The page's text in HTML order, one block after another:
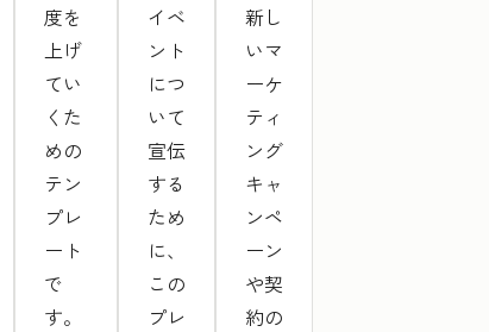
度を
上げ
てい
くた
めの
テン
プレ
ート
で
す。
イベ
ント
につ
いて
宣伝
する
ため
に、
この
プレ
新し
いマ
ーケ
ティ
ング
キャ
ンペ
ーン
や契
約の